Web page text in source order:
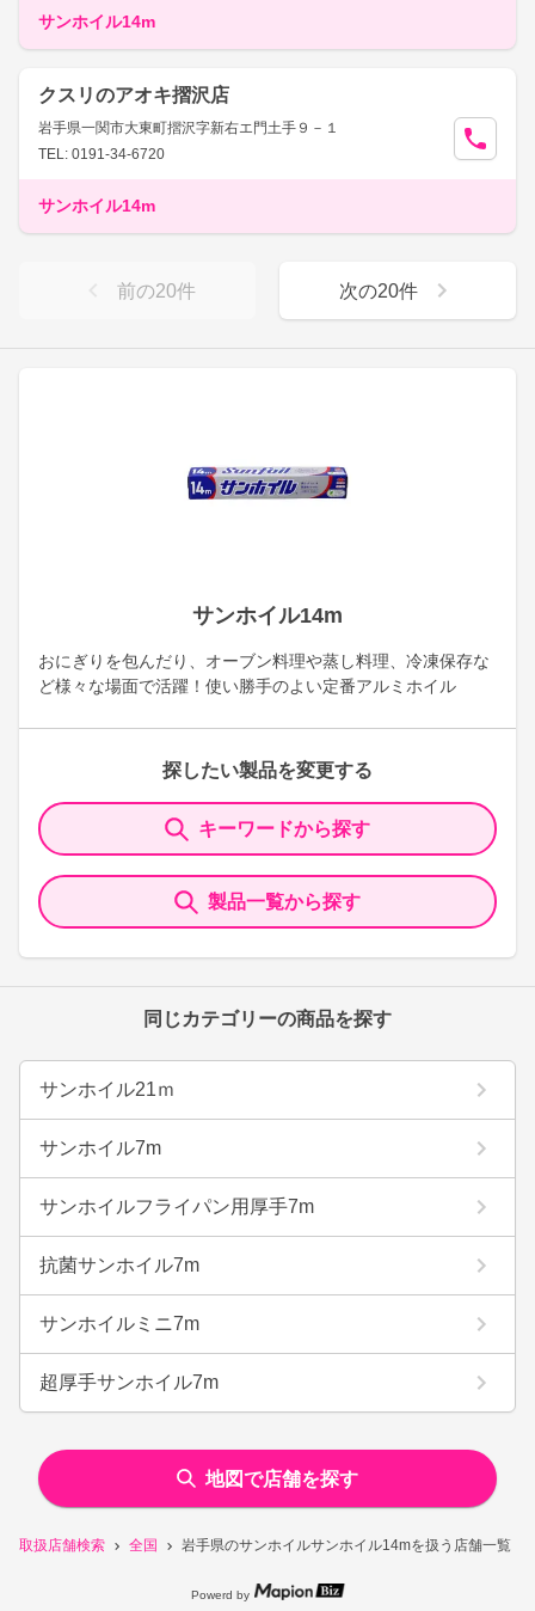
取扱店舗検索 全国 岩手県のサンホイルサンホイル14mを扱う店舗一覧
サンホイル14m
おにぎりを包んだり、オーブン料理や蒸し料理、冷凍保存な
ど様々な場面で活躍！使い勝手のよい定番アルミホイル
探したい製品を変更する
キーワードから探す
製品一覧から探す
同じカテゴリーの商品を探す
サンホイル21ｍ
サンホイル7m
サンホイルフライパン用厚手7m
抗菌サンホイル7m
サンホイルミニ7m
超厚手サンホイル7m
サンホイル14m
クスリのアオキ摺沢店
岩手県一関市大東町摺沢字新右エ門土手９－１
TEL: 0191-34-6720
サンホイル14m
前の20件 次の20件
地図で店舗を探す
Powerd by